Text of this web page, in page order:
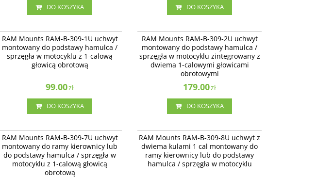
DO KOSZYKA DO KOSZYKA
RAM-B-309-1U - uchwyt montowany do
podstawy hamulca / sprzęgła w motocyklu z 1-
calową głowicą obrotową.
RAM Mounts RAM-B-309-1U uchwyt
montowany do podstawy hamulca /
sprzęgła w motocyklu z 1-calową
głowicą obrotową
99.00zł
DO KOSZYKA
RAM Mounts RAM-B-309-2U uchwyt
montowany do podstawy hamulca / sprzęgła
w motocyklu zintegrowany z dwiema 1-
calowymi głowicami obrotowymi
RAM Mounts RAM-B-309-2U uchwyt
montowany do podstawy hamulca /
sprzęgła w motocyklu zintegrowany z
dwiema 1-calowymi głowicami
obrotowymi
179.00zł
DO KOSZYKA
RAM-B-309-7U - uchwyt montowany do ramy
kierownicy lub do podstawy hamulca /
sprzęgła w motocyklu z 1-calową głowicą
obrotową.
RAM Mounts RAM-B-309-7U uchwyt
montowany do ramy kierownicy lub
do podstawy hamulca / sprzęgła w
motocyklu z 1-calową głowicą
obrotową
RAM Mounts RAM-B-309-8U uchwyt z dwiema
kulami 1 cal montowany do ramy kierownicy
lub do podstawy hamulca / sprzęgła w
motocyklu
RAM Mounts RAM-B-309-8U uchwyt z
dwiema kulami 1 cal montowany do
ramy kierownicy lub do podstawy
hamulca / sprzęgła w motocyklu